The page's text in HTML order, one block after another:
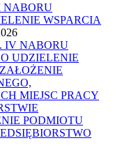
NABORU
WSPARCIA
IV NABORU
UDZIELENIE
MIEJSC PRACY
PODMIOTU